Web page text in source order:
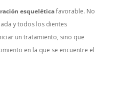
esqueléticafavorable. No
y todos los dientes
un tratamiento, sino que
en la que se encuentre el